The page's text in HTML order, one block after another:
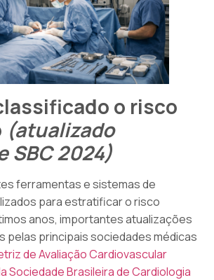
o risco
(atualizado
SBC 2024)
ferramentas e sistemas de
para estratificar o risco
anos, importantes atualizações
pelas principais sociedades médicas
de Avaliação Cardiovascular
Sociedade Brasileira de Cardiologia